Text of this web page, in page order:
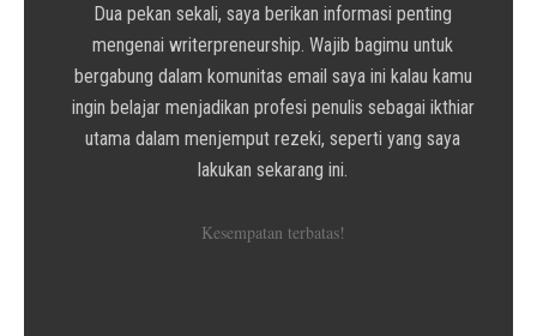
Dua pekan sekali, saya berikan informasi penting
mengenai writerpreneurship. Wajib bagimu untuk
bergabung dalam komunitas email saya ini kalau kamu
ingin belajar menjadikan profesi penulis sebagai ikthiar
utama dalam menjemput rezeki, seperti yang saya
lakukan sekarang ini.
Kesempatan terbatas!